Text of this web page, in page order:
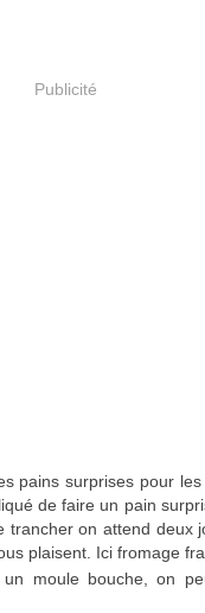
Publicité
pains surprises pour
de faire un pain
on attend deux
plaisent. Ici fromage
un moule bouche, on